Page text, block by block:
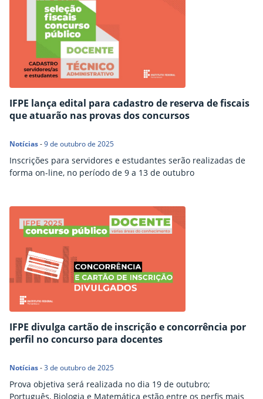
IFPE lança edital para cadastro de reserva de fiscais
que atuarão nas provas dos concursos
Notícias-9 de outubro de 2025
Inscrições para servidores e estudantes serão realizadas de
forma on-line, no período de 9 a 13 de outubro
IFPE divulga cartão de inscrição e concorrência por
perfil no concurso para docentes
Notícias-3 de outubro de 2025
Prova objetiva será realizada no dia 19 de outubro;
Português, Biologia e Matemática estão entre os perfis mais